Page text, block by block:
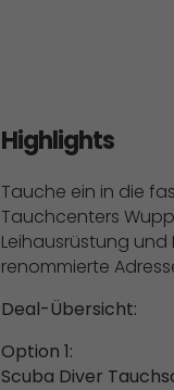
Highlights
Tauche ein in die
Tauchcenters
Leihausrüstung
renommierte
Deal-Übersicht:
Option 1:
Scuba Diver